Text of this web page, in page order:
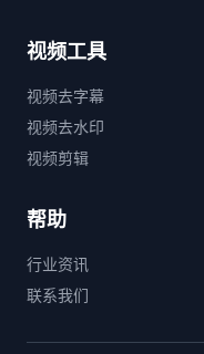
视频工具
视频去字幕
视频去水印
视频剪辑
帮助
行业资讯
联系我们